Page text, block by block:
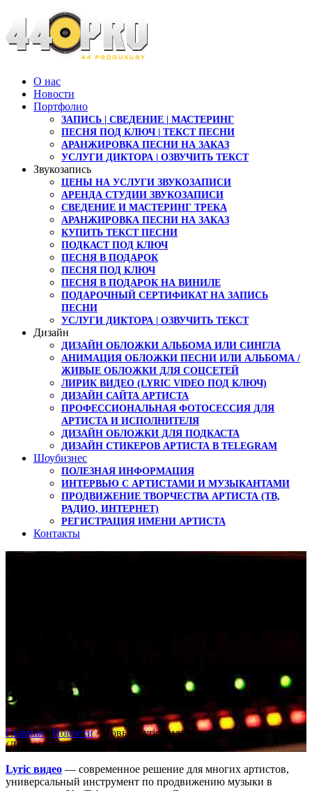
О нас
Новости
Портфолио
ЗАПИСЬ | СВЕДЕНИЕ | МАСТЕРИНГ
ПЕСНЯ ПОД КЛЮЧ | ТЕКСТ ПЕСНИ
АРАНЖИРОВКА ПЕСНИ НА ЗАКАЗ
УСЛУГИ ДИКТОРА | ОЗВУЧИТЬ ТЕКСТ
Звукозапись
ЦЕНЫ НА УСЛУГИ ЗВУКОЗАПИСИ
АРЕНДА СТУДИИ ЗВУКОЗАПИСИ
СВЕДЕНИЕ И МАСТЕРИНГ ТРЕКА
АРАНЖИРОВКА ПЕСНИ НА ЗАКАЗ
КУПИТЬ ТЕКСТ ПЕСНИ
ПОДКАСТ ПОД КЛЮЧ
ПЕСНЯ В ПОДАРОК
ПЕСНЯ ПОД КЛЮЧ
ПЕСНЯ В ПОДАРОК НА ВИНИЛЕ
ПОДАРОЧНЫЙ СЕРТИФИКАТ НА ЗАПИСЬ
ПЕСНИ
УСЛУГИ ДИКТОРА | ОЗВУЧИТЬ ТЕКСТ
Дизайн
ДИЗАЙН ОБЛОЖКИ АЛЬБОМА ИЛИ СИНГЛА
АНИМАЦИЯ ОБЛОЖКИ ПЕСНИ ИЛИ АЛЬБОМА /
ЖИВЫЕ ОБЛОЖКИ ДЛЯ СОЦСЕТЕЙ
ЛИРИК ВИДЕО (LYRIC VIDEO ПОД КЛЮЧ)
ДИЗАЙН САЙТА АРТИСТА
ПРОФЕССИОНАЛЬНАЯ ФОТОСЕССИЯ ДЛЯ
АРТИСТА И ИСПОЛНИТЕЛЯ
ДИЗАЙН ОБЛОЖКИ ДЛЯ ПОДКАСТА
ДИЗАЙН СТИКЕРОВ АРТИСТА В TELEGRAM
Шоубизнес
ПОЛЕЗНАЯ ИНФОРМАЦИЯ
ИНТЕРВЬЮ С АРТИСТАМИ И МУЗЫКАНТАМИ
ПРОДВИЖЕНИЕ ТВОРЧЕСТВА АРТИСТА (ТВ,
РАДИО, ИНТЕРНЕТ)
РЕГИСТРАЦИЯ ИМЕНИ АРТИСТА
Контакты
заказ)
Главная › Новости › Новые Lyric видео от нашей команды
(Лирик видео на заказ)
Lyric видео — современное решение для многих артистов,
универсальный инструмент по продвижению музыки в